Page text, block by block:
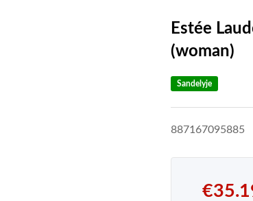
Estée
(woman)
Sandelyje
887167095885
€